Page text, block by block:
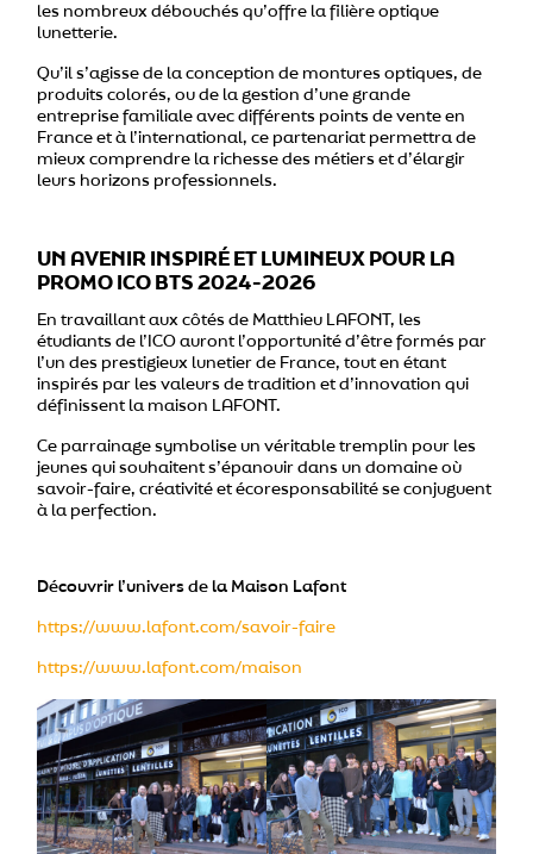
les nombreux débouchés qu’offre la filière optique
lunetterie.
Qu’il s’agisse de la conception de montures optiques, de
produits colorés, ou de la gestion d’une grande
entreprise familiale avec différents points de vente en
France et à l’international, ce partenariat permettra de
mieux comprendre la richesse des métiers et d’élargir
leurs horizons professionnels.
UN AVENIR INSPIRÉ ET LUMINEUX POUR LA
PROMO ICO BTS 2024-2026
En travaillant aux côtés de Matthieu LAFONT, les
étudiants de l’ICO auront l’opportunité d’être formés par
l’un des prestigieux lunetier de France, tout en étant
inspirés par les valeurs de tradition et d’innovation qui
définissent la maison LAFONT.
Ce parrainage symbolise un véritable tremplin pour les
jeunes qui souhaitent s’épanouir dans un domaine où
savoir-faire, créativité et écoresponsabilité se conjuguent
à la perfection.
Découvrir l’univers de la Maison Lafont
https://www.lafont.com/savoir-faire
https://www.lafont.com/maison